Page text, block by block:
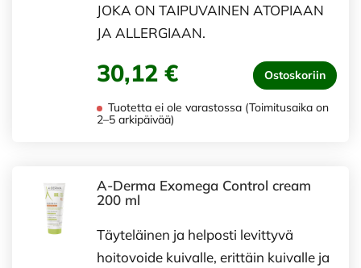
JOKA ON TAIPUVAINEN ATOPIAAN
JA ALLERGIAAN.
30,12 € Ostoskoriin
Tuotetta ei ole varastossa (Toimitusaika on
2–5 arkipäivää)
A-Derma Exomega Control cream
200 ml
Täyteläinen ja helposti levittyvä
hoitovoide kuivalle, erittäin kuivalle ja